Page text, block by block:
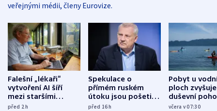
veřejnými médii, členy Eurovize.
Falešní „lékaři“
vytvoření AI šíří
mezi staršími
Poláky nebezpečné
před 2h
Spekulace o
přímém ruském
útoku jsou pošetilé,
míní estonský
před 16h
Pobyt u
ploch zvyšuje
duševní
ukázala
včera v 07:30